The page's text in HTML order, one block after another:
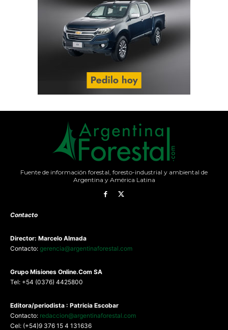
Fuente de información forestal, foresto-industrial y ambiental de
Argentina y América Latina
Contacto
Director: Marcelo Almada
Contacto: gerencia@argentinaforestal.com
Grupo Misiones Online.Com SA
Tel: +54 (0376) 4425800
Editora/periodista : Patricia Escobar
Contacto: redaccion@argentinaforestal.com
Cel: (+54)9 376 15 4 131636